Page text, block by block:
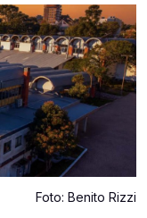
Foto: Benito Rizzi